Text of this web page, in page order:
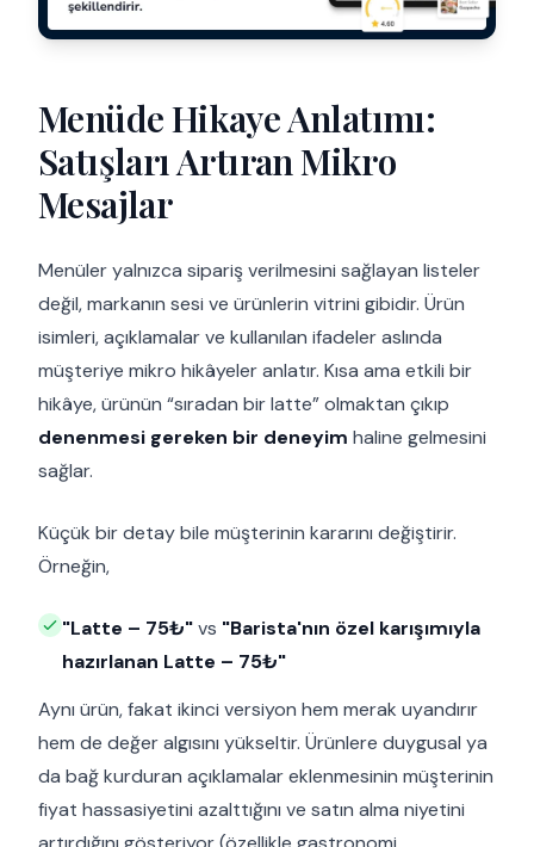
Menüde Hikaye Anlatımı:
Satışları Artıran Mikro
Mesajlar
Menüler yalnızca sipariş verilmesini sağlayan listeler
değil, markanın sesi ve ürünlerin vitrini gibidir. Ürün
isimleri, açıklamalar ve kullanılan ifadeler aslında
müşteriye mikro hikâyeler anlatır. Kısa ama etkili bir
hikâye, ürünün “sıradan bir latte” olmaktan çıkıp
denenmesi gereken bir deneyim haline gelmesini
sağlar.
Küçük bir detay bile müşterinin kararını değiştirir.
Örneğin,
"Latte – 75₺"vs "Barista'nın özel karışımıyla
hazırlanan Latte – 75₺"
Aynı ürün, fakat ikinci versiyon hem merak uyandırır
hem de değer algısını yükseltir. Ürünlere duygusal ya
da bağ kurduran açıklamalar eklenmesinin müşterinin
fiyat hassasiyetini azalttığını ve satın alma niyetini